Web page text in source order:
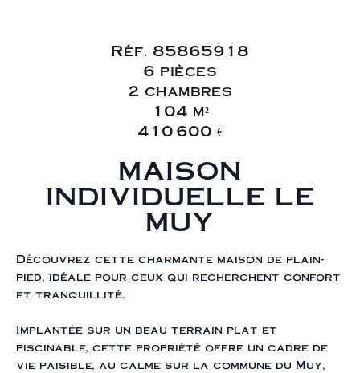
Réf. 85865918
6 pièces
2 chambres
104 m²
410 600 €
MAISON
INDIVIDUELLE LE
MUY
Découvrez cette charmante maison de plain-
pied, idéale pour ceux qui recherchent confort
et tranquillité.
Implantée sur un beau terrain plat et
piscinable, cette propriété offre un cadre de
vie paisible, au calme sur la commune du Muy,